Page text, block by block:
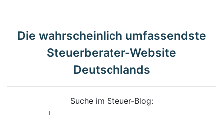
Die wahrscheinlich umfassendste
Steuerberater-Website
Deutschlands
Suche im Steuer-Blog: